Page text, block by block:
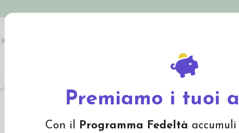
Premiamo i tuoi
Con il Programma Fedeltà
Offerte
Maglietta donna a manica corta in lana seta - col. blu marine